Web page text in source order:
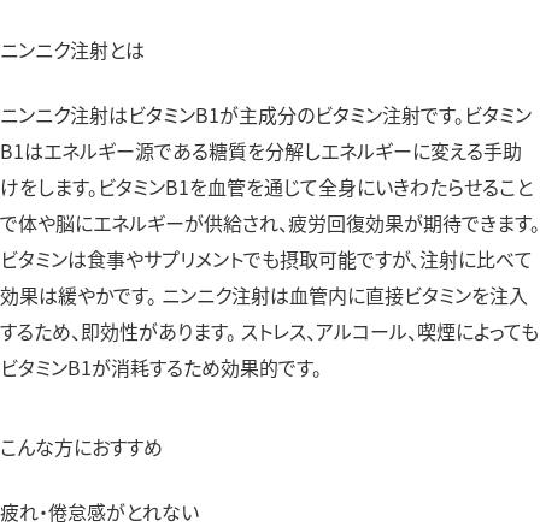
ニンニク注射とは
ニンニク注射はビタミンB1が主成分のビタミン注射です。ビタミン
B1はエネルギー源である糖質を分解しエネルギーに変える手助
けをします。ビタミンB1を血管を通じて全身にいきわたらせること
で体や脳にエネルギーが供給され、疲労回復効果が期待できます。
ビタミンは食事やサプリメントでも摂取可能ですが、注射に比べて
効果は緩やかです。 ニンニク注射は血管内に直接ビタミンを注入
するため、即効性があります。 ストレス、アルコール、喫煙によっても
ビタミンB1が消耗するため効果的です。
こんな方におすすめ
疲れ・倦怠感がとれない